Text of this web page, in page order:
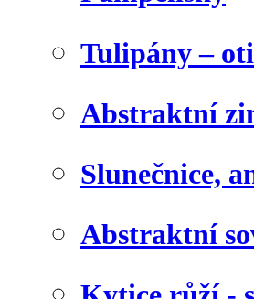
Tulipány –
Abstraktní
Slunečnice,
Abstraktní